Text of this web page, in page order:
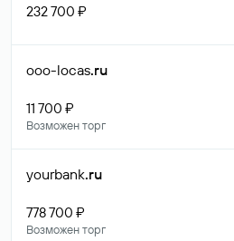
232 700 ₽
ooo-locas.ru
11 700 ₽
Возможен торг
yourbank.ru
778 700 ₽
Возможен торг